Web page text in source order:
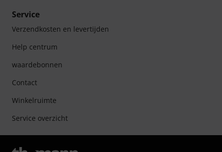
Service
Verzendkosten en levertijden
Help centrum
waardebonnen
Contact
Winkelruimte
Service overzicht